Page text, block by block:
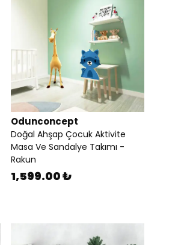
Odunconcept
Doğal Ahşap Çocuk Aktivite
Masa Ve Sandalye Takımı -
Rakun
1,599.00 ₺